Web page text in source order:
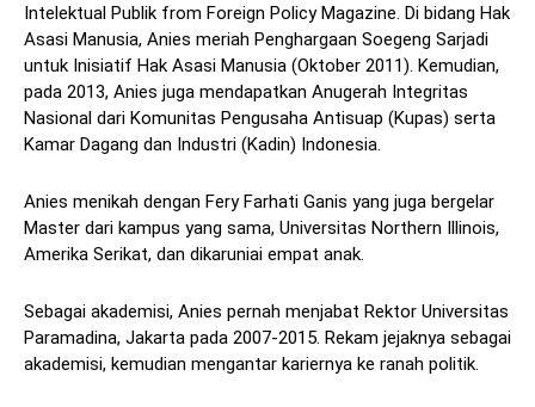
Intelektual Publik from Foreign Policy Magazine. Di bidang Hak
Asasi Manusia, Anies meriah Penghargaan Soegeng Sarjadi
untuk Inisiatif Hak Asasi Manusia (Oktober 2011). Kemudian,
pada 2013, Anies juga mendapatkan Anugerah Integritas
Nasional dari Komunitas Pengusaha Antisuap (Kupas) serta
Kamar Dagang dan Industri (Kadin) Indonesia.
Anies menikah dengan Fery Farhati Ganis yang juga bergelar
Master dari kampus yang sama, Universitas Northern Illinois,
Amerika Serikat, dan dikaruniai empat anak.
Sebagai akademisi, Anies pernah menjabat Rektor Universitas
Paramadina, Jakarta pada 2007-2015. Rekam jejaknya sebagai
akademisi, kemudian mengantar kariernya ke ranah politik.